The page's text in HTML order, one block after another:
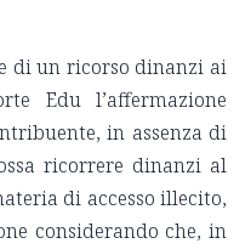
di un ricorso dinanzi ai
Edu l’affermazione
in assenza di
ricorrere dinanzi al
di accesso illecito,
considerando che, in